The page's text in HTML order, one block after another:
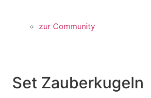
zur Community
Set Zauberkugeln